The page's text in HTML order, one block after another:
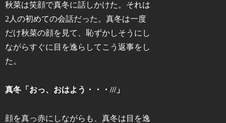
秋菜は笑顔で真冬に話しかけた。それは
2人の初めての会話だった。真冬は一度
だけ秋菜の顔を見て、恥ずかしそうにし
ながらすぐに目を逸らしてこう返事をし
た。
真冬「おっ、おはよう・・・///」
顔を真っ赤にしながらも、真冬は目を逸